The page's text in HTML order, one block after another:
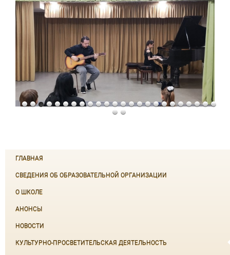
ГЛАВНАЯ
СВЕДЕНИЯ ОБ ОБРАЗОВАТЕЛЬНОЙ ОРГАНИЗАЦИИ
О ШКОЛЕ
АНОНСЫ
НОВОСТИ
КУЛЬТУРНО-ПРОСВЕТИТЕЛЬСКАЯ ДЕЯТЕЛЬНОСТЬ